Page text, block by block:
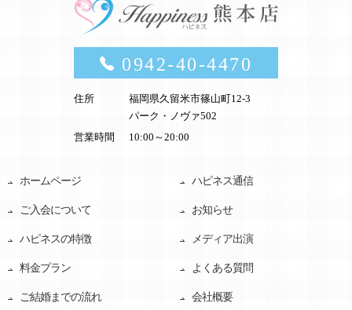
0942-40-4470
住所
福岡県久留米市篠山町12-3
パーク・ノヴァ502
営業時間
10:00～20:00
ホームページ
ご入会について
ハピネスの特徴
料金プラン
ご結婚までの流れ
ハピネス通信
お知らせ
メディア出演
よくある質問
会社概要